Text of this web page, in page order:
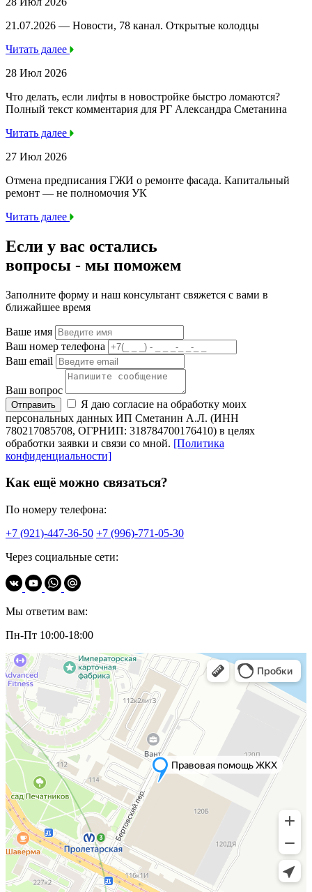
21.07.2026 — Новости, 78 канал. Открытые колодцы
Читать далее
28 Июл 2026
Что делать, если лифты в новостройке быстро ломаются?
Полный текст комментария для РГ Александра Сметанина
Читать далее
27 Июл 2026
Отмена предписания ГЖИ о ремонте фасада. Капитальный
ремонт — не полномочия УК
Читать далее
Если у вас остались
вопросы - мы поможем
Заполните форму и наш консультант свяжется с вами в
ближайшее время
Ваше имя
Ваш номер телефона
Ваш email
Ваш вопрос
Отправить
Я даю согласие на обработку моих
персональных данных ИП Сметанин А.Л. (ИНН
780217085708, ОГРНИП: 318784700176410) в целях
обработки заявки и связи со мной. [Политика
конфиденциальности]
Как ещё можно связаться?
По номеру телефона:
+7 (921)-447-36-50 +7 (996)-771-05-30
Через социальные сети:
Мы ответим вам:
Пн-Пт 10:00-18:00